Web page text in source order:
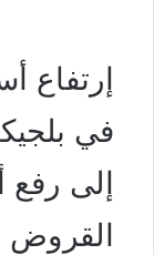
إرتفاع
في
إلى رفع
القروض